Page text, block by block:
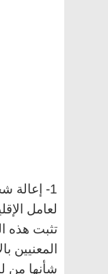
1- إعالة
لعامل
تثبت هذه
المعنيين
شأنها من